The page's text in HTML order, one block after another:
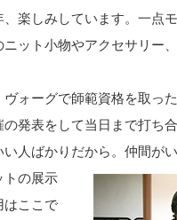
楽しみしています。一点
ット小物やアクセサリー
ォーグで師範資格を取っ
発表をして当日まで打ち
人ばかりだから。仲間が
トの展示
はここで